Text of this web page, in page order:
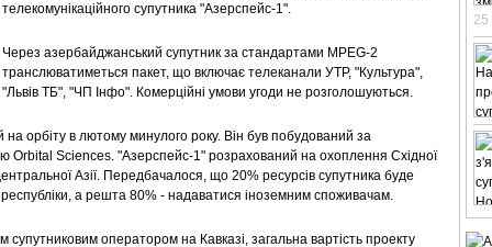
телекомунікаційного супутника "Азерспейс-1".
Через азербайджанський супутник за стандартами MPEG-2
транслюватиметься пакет, що включає телеканали УТР, "Культура",
"Львів ТБ", "ЧП Інфо". Комерційні умови угоди не розголошуються.
орбіту в лютому минулого року. Він був побудований за
Sciences. "Азерспейс-1" розрахований на охоплення Східної
Азії. Передбачалося, що 20% ресурсів супутника буде
а решта 80% - надаватися іноземним споживачам.
оператором на Кавказі, загальна вартість проекту
25